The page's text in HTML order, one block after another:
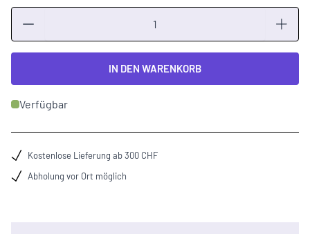
IN DEN WARENKORB
Verfügbar
Kostenlose Lieferung ab 300 CHF
Abholung vor Ort möglich